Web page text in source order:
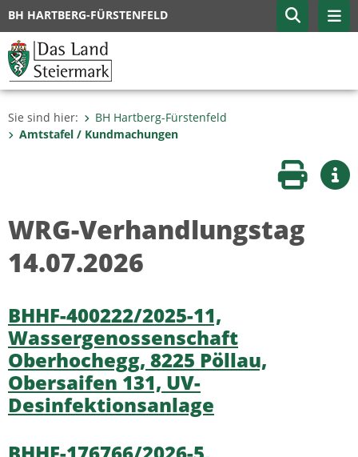
BH HARTBERG-FÜRSTENFELD
Sie sind hier:
BH Hartberg-Fürstenfeld
Amtstafel / Kundmachungen
Seite
WRG-Verhandlungstag
14.07.2026
BHHF-400222/2025-11,
Wassergenossenschaft
Oberhochegg, 8225 Pöllau,
Obersaifen 131, UV-
Desinfektionsanlage